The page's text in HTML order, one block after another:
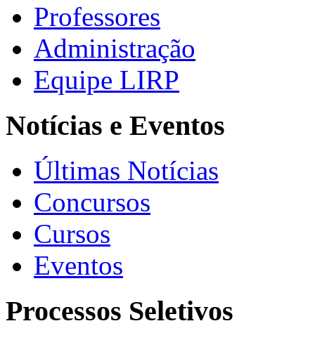
Professores
Administração
Equipe LIRP
Notícias e Eventos
Últimas Notícias
Concursos
Cursos
Eventos
Processos Seletivos